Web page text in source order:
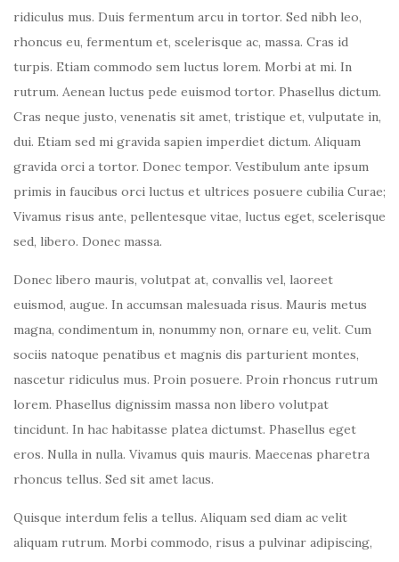
ridiculus mus. Duis fermentum arcu in tortor. Sed nibh leo,
rhoncus eu, fermentum et, scelerisque ac, massa. Cras id
turpis. Etiam commodo sem luctus lorem. Morbi at mi. In
rutrum. Aenean luctus pede euismod tortor. Phasellus dictum.
Cras neque justo, venenatis sit amet, tristique et, vulputate in,
dui. Etiam sed mi gravida sapien imperdiet dictum. Aliquam
gravida orci a tortor. Donec tempor. Vestibulum ante ipsum
primis in faucibus orci luctus et ultrices posuere cubilia Curae;
Vivamus risus ante, pellentesque vitae, luctus eget, scelerisque
sed, libero. Donec massa.
Donec libero mauris, volutpat at, convallis vel, laoreet
euismod, augue. In accumsan malesuada risus. Mauris metus
magna, condimentum in, nonummy non, ornare eu, velit. Cum
sociis natoque penatibus et magnis dis parturient montes,
nascetur ridiculus mus. Proin posuere. Proin rhoncus rutrum
lorem. Phasellus dignissim massa non libero volutpat
tincidunt. In hac habitasse platea dictumst. Phasellus eget
eros. Nulla in nulla. Vivamus quis mauris. Maecenas pharetra
rhoncus tellus. Sed sit amet lacus.
Quisque interdum felis a tellus. Aliquam sed diam ac velit
aliquam rutrum. Morbi commodo, risus a pulvinar adipiscing,